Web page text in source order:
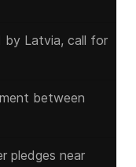
by Latvia, call for
between
pledges near